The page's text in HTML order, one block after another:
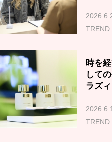
TREND
時を
して
ラズィ
TREND